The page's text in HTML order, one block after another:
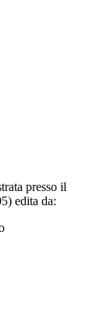
presso il
edita da: